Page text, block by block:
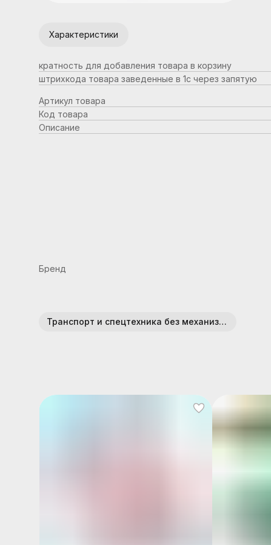
Характеристики
кратность для добавления товара в корзину
штрихкода товара заведенные в 1с через запятую
Артикул товара
Код товара
Описание
Бренд
Транспорт и спецтехника без механизмов (пластик)